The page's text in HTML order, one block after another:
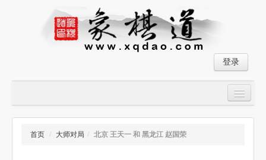
登录
大师对局
首页 / 大师对局 / 北京 王天一 和 黑龙江 赵国荣